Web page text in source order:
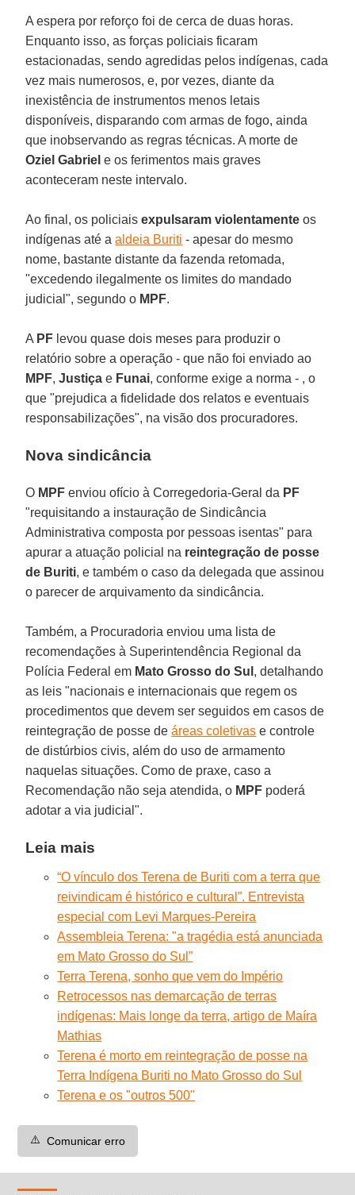
A espera por reforço foi de cerca de duas horas.
Enquanto isso, as forças policiais ficaram
estacionadas, sendo agredidas pelos indígenas, cada
vez mais numerosos, e, por vezes, diante da
inexistência de instrumentos menos letais
disponíveis, disparando com armas de fogo, ainda
que inobservando as regras técnicas. A morte de
Oziel Gabriel e os ferimentos mais graves
aconteceram neste intervalo.
Ao final, os policiaisexpulsaram violentamente os
indígenas até aaldeia Buriti - apesar do mesmo
nome, bastante distante da fazenda retomada,
"excedendo ilegalmente os limites do mandado
judicial", segundo o MPF.
A PF levou quase dois meses para produzir o
relatório sobre a operação - que não foi enviado ao
MPF,Justiça e Funai, conforme exige a norma - , o
que "prejudica a fidelidade dos relatos e eventuais
responsabilizações", na visão dos procuradores.
Nova sindicância
O MPF enviou ofício à Corregedoria-Geral da PF
"requisitando a instauração de Sindicância
Administrativa composta por pessoas isentas" para
apurar a atuação policial na reintegração de posse
de Buriti, e também o caso da delegada que assinou
o parecer de arquivamento da sindicância.
Também, a Procuradoria enviou uma lista de
recomendações à Superintendência Regional da
Polícia Federal em Mato Grosso do Sul , detalhando
as leis "nacionais e internacionais que regem os
procedimentos que devem ser seguidos em casos de
reintegração de posse deáreas coletivas e controle
de distúrbios civis, além do uso de armamento
naquelas situações. Como de praxe, caso a
Recomendação não seja atendida, o MPF poderá
adotar a via judicial".
Leia mais
“O vínculo dos Terena de Buriti com a terra que
reivindicam é histórico e cultural”. Entrevista
especial com Levi Marques-Pereira
Assembleia Terena: "a tragédia está anunciada
em Mato Grosso do Sul”
Terra Terena, sonho que vem do Império
Retrocessos nas demarcação de terras
indígenas: Mais longe da terra, artigo de Maíra
Mathias
Terena é morto em reintegração de posse na
Terra Indígena Buriti no Mato Grosso do Sul
Terena e os "outros 500"
⚠️ Comunicar erro